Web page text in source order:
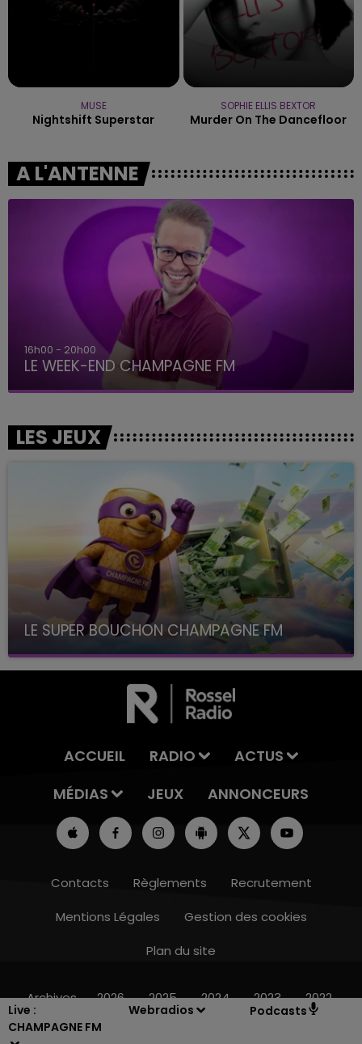
Live :
CHAMPAGNE FM
Webradios Podcasts
7h00 - 12h00
MUSE
Nightshift Superstar
SOPHIE ELLIS BEXTOR
Murder On The Dancefloor
A L'ANTENNE
16h00 - 20h00
LE WEEK-END CHAMPAGNE FM
LES JEUX
LE SUPER BOUCHON CHAMPAGNE FM
avec La Famille Champagne FM, à 8H10
ACCUEIL RADIO
ACTUS
MÉDIAS
JEUX ANNONCEURS
Contacts Règlements
Recrutement
Mentions Légales
Gestion des cookies
Plan du site
Archives 2026 2025 2024 2023 2022